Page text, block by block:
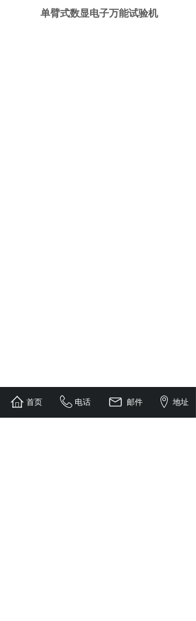
单臂式数显电子万能试验机
首页 电话 邮件 地址